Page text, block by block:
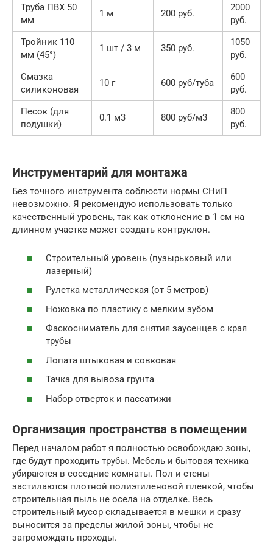
Труба ПВХ 50
мм
1 м 200 руб.
2000
руб.
Тройник 110
мм (45°)
1 шт / 3 м 350 руб.
1050
руб.
Смазка
силиконовая
10 г 600 руб/туба
600
руб.
Песок (для
подушки)
0.1 м3 800 руб/м3
800
руб.
Инструментарий для монтажа
Без точного инструмента соблюсти нормы СНиП
невозможно. Я рекомендую использовать только
качественный уровень, так как отклонение в 1 см на
длинном участке может создать контруклон.
Строительный уровень (пузырьковый или
лазерный)
Рулетка металлическая (от 5 метров)
Ножовка по пластику с мелким зубом
Фаскосниматель для снятия заусенцев с края
трубы
Лопата штыковая и совковая
Тачка для вывоза грунта
Набор отверток и пассатижи
Организация пространства в помещении
Перед началом работ я полностью освобождаю зоны,
где будут проходить трубы. Мебель и бытовая техника
убираются в соседние комнаты. Пол и стены
застилаются плотной полиэтиленовой пленкой, чтобы
строительная пыль не осела на отделке. Весь
строительный мусор складывается в мешки и сразу
выносится за пределы жилой зоны, чтобы не
загромождать проходы.